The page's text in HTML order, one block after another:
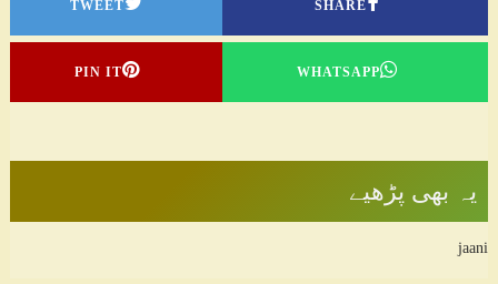
TWEET SHARE
PIN IT WHATSAPP
یہ بھی پڑھیے
jaani